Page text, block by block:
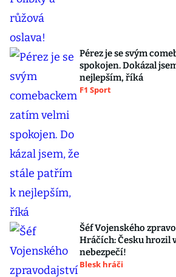
Pérez je se svým
spokojen. Dokázal
nejlepším, říká
F1 Sport
Šéf Vojenského
Hráčích: Česku hrozil
nebezpečí!
Blesk hráči